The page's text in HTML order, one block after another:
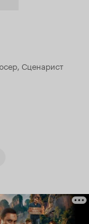
Сценарист